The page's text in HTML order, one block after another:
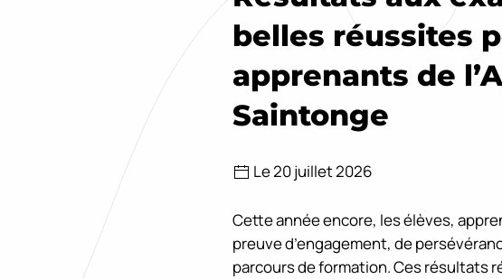
belles réussites
apprenants de
Saintonge
Le 20 juillet 2026
Cette année encore, les élèves,
preuve d’engagement, de
parcours de formation. Ces résultats